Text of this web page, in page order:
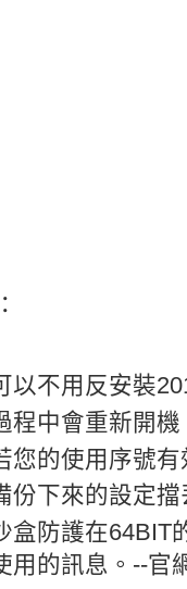
以不用反安裝
程中會重新開
您的使用序號
份下來的設定
盒防護在64BIT
用的訊息。--官